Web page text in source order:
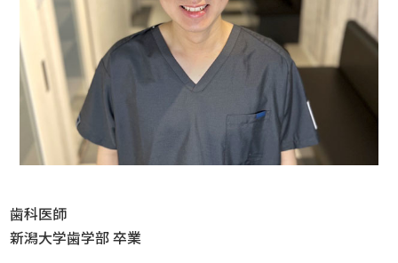
歯科医師
新潟大学歯学部 卒業